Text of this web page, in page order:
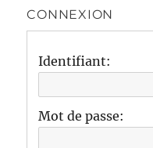
CONNEXION
Identifiant:
Mot de passe: